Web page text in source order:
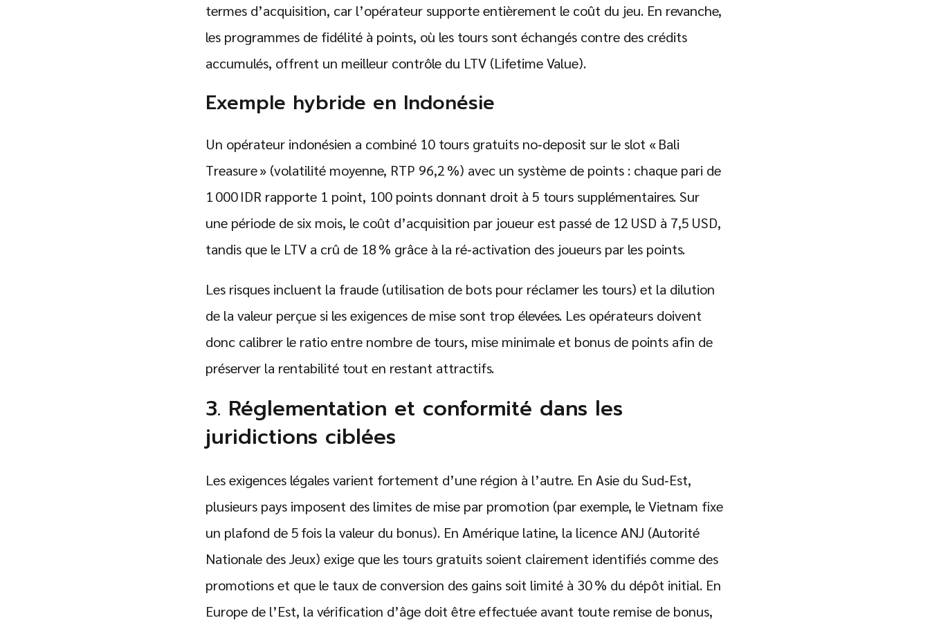
termes d’acquisition, car l’opérateur supporte entièrement le coût du jeu. En revanche,
les programmes de fidélité à points, où les tours sont échangés contre des crédits
accumulés, offrent un meilleur contrôle du LTV (Lifetime Value).
Exemple hybride en Indonésie
Un opérateur indonésien a combiné 10 tours gratuits no‑deposit sur le slot « Bali
Treasure » (volatilité moyenne, RTP 96,2 %) avec un système de points : chaque pari de
1 000 IDR rapporte 1 point, 100 points donnant droit à 5 tours supplémentaires. Sur
une période de six mois, le coût d’acquisition par joueur est passé de 12 USD à 7,5 USD,
tandis que le LTV a crû de 18 % grâce à la ré‑activation des joueurs par les points.
Les risques incluent la fraude (utilisation de bots pour réclamer les tours) et la dilution
de la valeur perçue si les exigences de mise sont trop élevées. Les opérateurs doivent
donc calibrer le ratio entre nombre de tours, mise minimale et bonus de points afin de
préserver la rentabilité tout en restant attractifs.
3. Réglementation et conformité dans les
juridictions ciblées
Les exigences légales varient fortement d’une région à l’autre. En Asie du Sud‑Est,
plusieurs pays imposent des limites de mise par promotion (par exemple, le Vietnam fixe
un plafond de 5 fois la valeur du bonus). En Amérique latine, la licence ANJ (Autorité
Nationale des Jeux) exige que les tours gratuits soient clairement identifiés comme des
promotions et que le taux de conversion des gains soit limité à 30 % du dépôt initial. En
Europe de l’Est, la vérification d’âge doit être effectuée avant toute remise de bonus,